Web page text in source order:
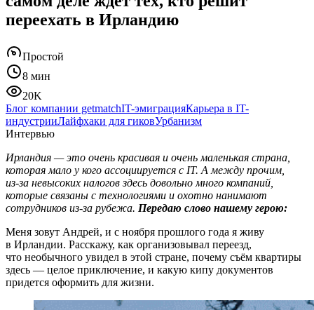
переехать в Ирландию
Простой
8 мин
20K
Блог компании getmatchIT-эмиграцияКарьера в IT-
индустрииЛайфхаки для гиковУрбанизм
Интервью
Ирландия — это очень красивая и очень маленькая страна,
которая мало у кого ассоциируется с IT. А между прочим,
из‑за невысоких налогов здесь довольно много компаний,
которые связаны с технологиями и охотно нанимают
сотрудников из‑за рубежа. Передаю слово нашему герою:
Меня зовут Андрей, и с ноября прошлого года я живу
в Ирландии. Расскажу, как организовывал переезд,
что необычного увидел в этой стране, почему съём квартиры
здесь — целое приключение, и какую кипу документов
придется оформить для жизни.